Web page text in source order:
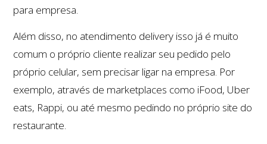
para empresa.
Além disso, no atendimento delivery isso já é muito
comum o próprio cliente realizar seu pedido pelo
próprio celular, sem precisar ligar na empresa. Por
exemplo, através de marketplaces como iFood, Uber
eats, Rappi, ou até mesmo pedindo no próprio site do
restaurante.